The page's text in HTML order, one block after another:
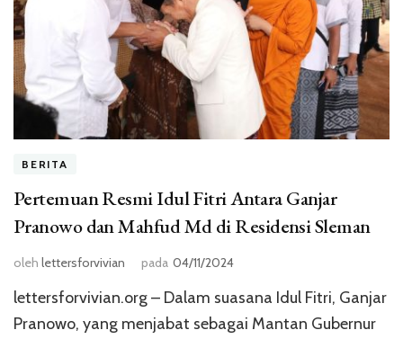
BERITA
Pertemuan Resmi Idul Fitri Antara Ganjar
Pranowo dan Mahfud Md di Residensi Sleman
oleh lettersforvivian pada 04/11/2024
lettersforvivian.org – Dalam suasana Idul Fitri, Ganjar
Pranowo, yang menjabat sebagai Mantan Gubernur